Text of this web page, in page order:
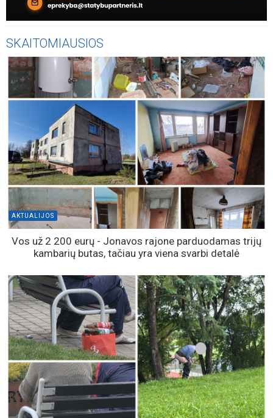
SKAITOMIAUSIOS
AKTUALIJOS
Vos už 2 200 eurų - Jonavos rajone parduodamas trijų
kambarių butas, tačiau yra viena svarbi detalė